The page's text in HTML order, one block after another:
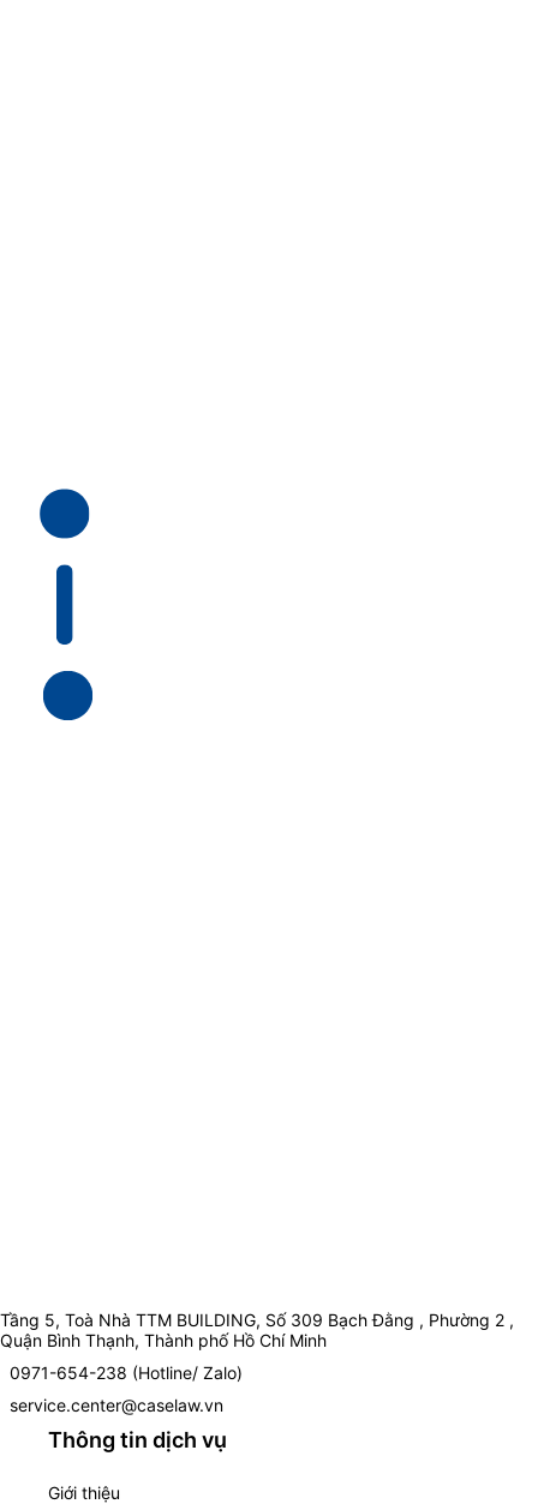
Tầng 5, Toà Nhà TTM BUILDING, Số 309 Bạch Đằng , Phường 2 ,
Quận Bình Thạnh, Thành phố Hồ Chí Minh
0971-654-238 (Hotline/ Zalo)
service.center@caselaw.vn
Thông tin dịch vụ
Giới thiệu